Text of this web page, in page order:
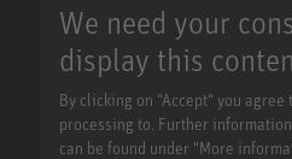
We need your
display this
By clicking on "Accept" you agree
processing to. Further
can be found under "More